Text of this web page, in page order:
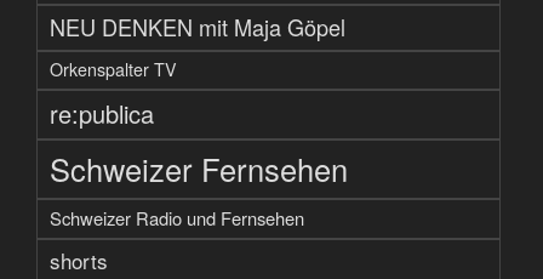
NEU DENKEN mit Maja Göpel
Orkenspalter TV
re:publica
Schweizer Fernsehen
Schweizer Radio und Fernsehen
shorts